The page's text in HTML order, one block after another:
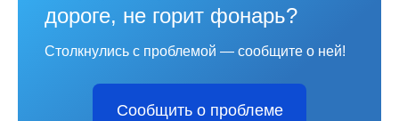
дороге, не горит фонарь?
Столкнулись с проблемой — сообщите о ней!
Сообщить о проблеме